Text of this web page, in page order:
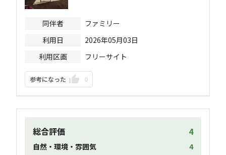
同伴者
ファミリー
利用日
2026年05月03日
利用区画
フリーサイト
参考になった 0
総合評価 4
自然・環境・雰囲気
4